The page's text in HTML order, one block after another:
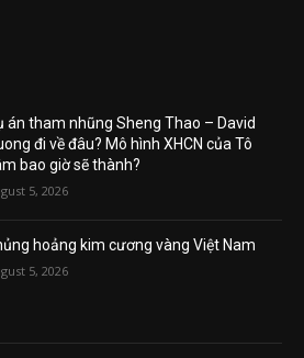
án tham nhũng Sheng Thao – David
đi về đâu? Mô hình XHCN của Tô
bao giờ sẽ thành?
5, 2026
hoảng kim cương vàng Việt Nam
5, 2026